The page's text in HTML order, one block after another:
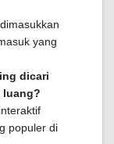
yang
dicari
luang?
populer di